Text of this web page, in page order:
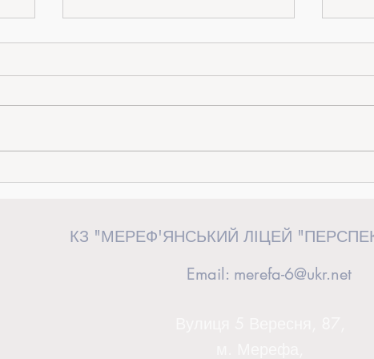
«Від ідеї до дії»: керівниця загону
Львові
КЗ "МЕРЕФ'ЯНСЬКИЙ ЛІЦЕЙ
Email: merefa-6@ukr.net